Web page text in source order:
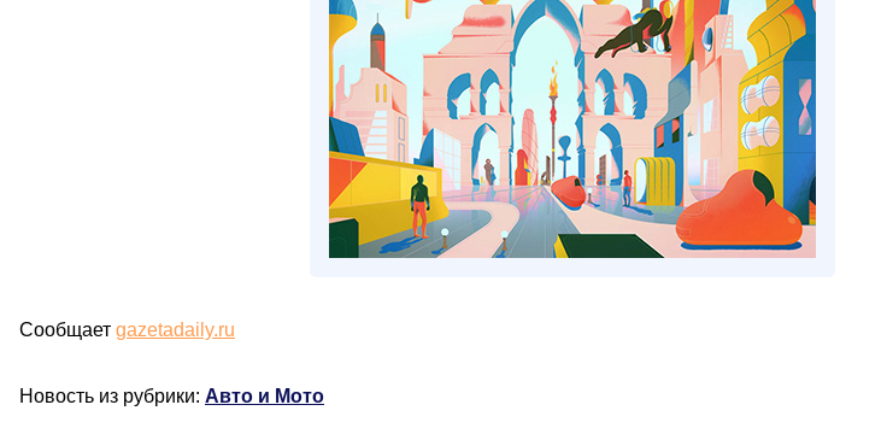
Сообщает gazetadaily.ru
Новость из рубрики: Авто и Мото